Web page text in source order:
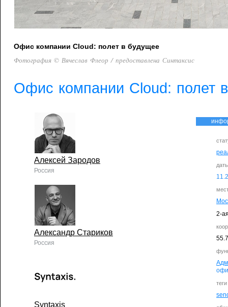
Офис компании Cloud: полет в будущее
Фотография © Вячеслав Флеор / предоставлена Синтаксис
Офис компании Cloud: полет
11.
2-
теги
Алексей Зародов
Россия
Александр Стариков
Россия
Syntaxis